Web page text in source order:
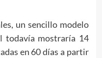
un sencillo modelo
todavía mostraría 14
en 60 días a partir